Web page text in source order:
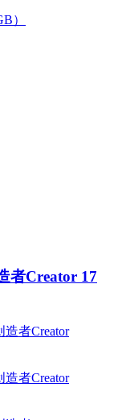
者Creator 17